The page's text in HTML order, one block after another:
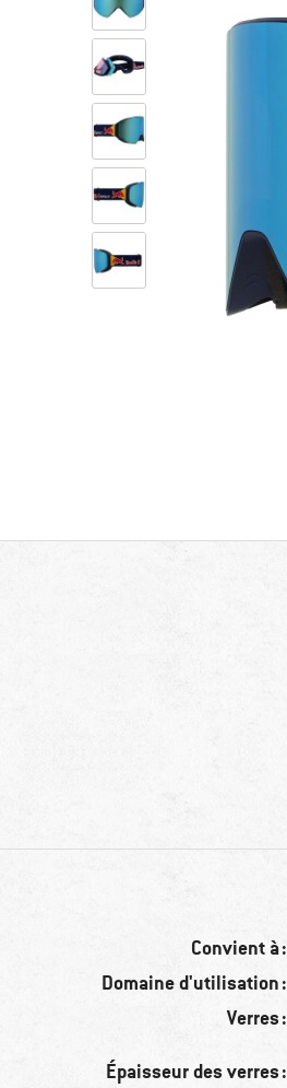
Convient à :
Domaine d'utilisation :
Verres :
Épaisseur des verres :